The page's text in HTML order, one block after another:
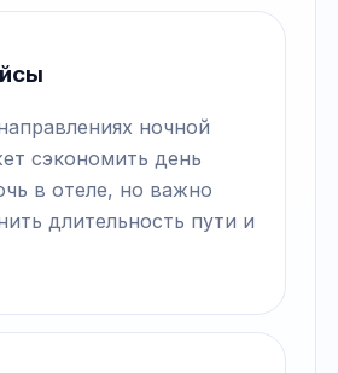
ночной
сэкономить день
в отеле, но важно
длительность пути и